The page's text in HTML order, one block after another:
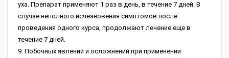
уха. Препарат применяют 1 раз в день, в течение 7 дней. В
случае неполного исчезновения симптомов после
проведения одного курса, продолжают лечение еще в
течение 7 дней.
9. Побочных явлений и осложнений при применении